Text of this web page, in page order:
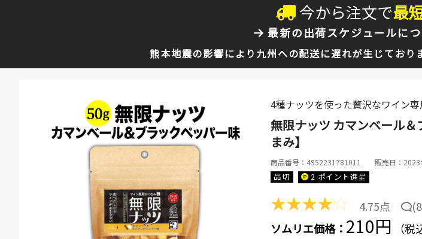
今から注文で最
最新の出荷スケジュールに
熊本地震の影響により九州への配送に遅れが生じており
4種ナッツを使った贅沢なワイン専
無限ナッツ カマンベール
まみ】
商品番号：4952231781011 販売日：
品切 2 ポイント進呈
★★★★☆ 4.75点 (
ソムリエ価格： 210円 （税